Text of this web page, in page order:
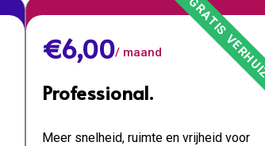
€6,00/ maand
Professional.
Meer snelheid, ruimte en vrijheid voor